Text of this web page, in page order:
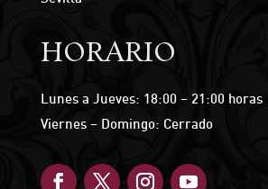
HORARIO
Lunes a Jueves: 18:00 – 21:00 horas
Viernes – Domingo: Cerrado